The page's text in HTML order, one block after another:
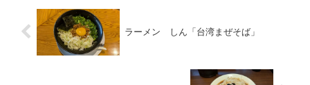
ラーメン しん「台湾まぜそば」